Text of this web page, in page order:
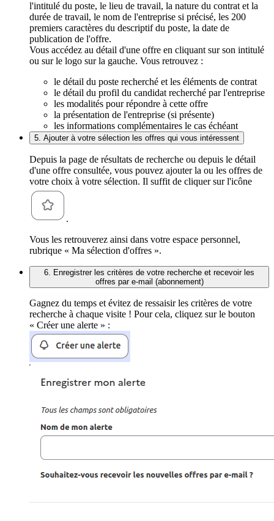
l'intitulé du poste, le lieu de travail, la nature du contrat et la
durée de travail, le nom de l'entreprise si précisé, les 200
premiers caractères du descriptif du poste, la date de
publication de l'offre.
Vous accédez au détail d'une offre en cliquant sur son intitulé
ou sur le logo sur la gauche. Vous retrouvez :
le détail du poste recherché et les éléments de contrat
le détail du profil du candidat recherché par l'entreprise
les modalités pour répondre à cette offre
la présentation de l'entreprise (si présente)
les informations complémentaires le cas échéant
5. Ajouter à votre sélection les offres qui vous intéressent
Depuis la page de résultats de recherche ou depuis le détail
d'une offre consultée, vous pouvez ajouter la ou les offres de
votre choix à votre sélection. Il suffit de cliquer sur l'icône
.
Vous les retrouverez ainsi dans votre espace personnel,
rubrique « Ma sélection d'offres ».
6. Enregistrer les critères de votre recherche et recevoir les
offres par e-mail (abonnement)
Gagnez du temps et évitez de ressaisir les critères de votre
recherche à chaque visite ! Pour cela, cliquez sur le bouton
« Créer une alerte » :